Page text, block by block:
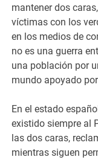
mantener dos
víctimas con los
en los medios de
no es una guerra
una población por
mundo apoyado
En el estado
existido siempre al
las dos caras,
mientras siguen